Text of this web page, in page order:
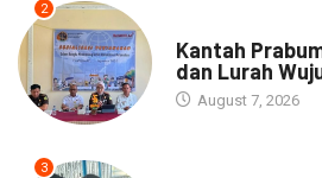
2
Kantah
dan Lurah
August 7, 2026
3